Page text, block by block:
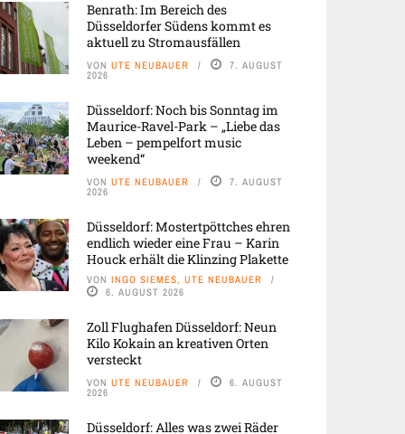
Benrath: Im Bereich des
Düsseldorfer Südens kommt es
aktuell zu Stromausfällen
VON UTE NEUBAUER 7. AUGUST
2026
Düsseldorf: Noch bis Sonntag im
Maurice-Ravel-Park – „Liebe das
Leben – pempelfort music
weekend“
VON UTE NEUBAUER 7. AUGUST
2026
Düsseldorf: Mostertpöttches ehren
endlich wieder eine Frau – Karin
Houck erhält die Klinzing Plakette
VON INGO SIEMES, UTE NEUBAUER
6. AUGUST 2026
Zoll Flughafen Düsseldorf: Neun
Kilo Kokain an kreativen Orten
versteckt
VON UTE NEUBAUER 6. AUGUST
2026
Düsseldorf: Alles was zwei Räder